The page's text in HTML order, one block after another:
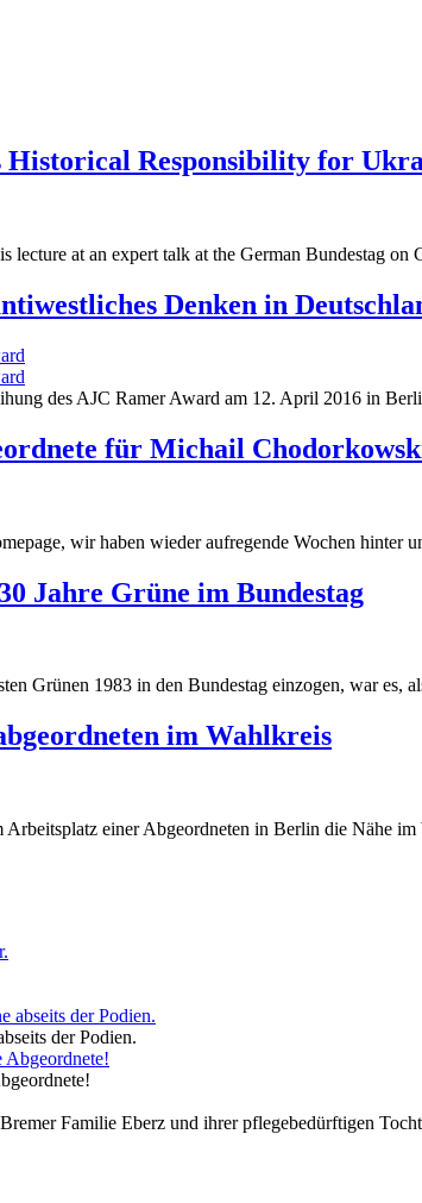
Responsibility for
lecture at an expert talk at the German Bundestag
Denken in
des AJC Ramer Award am 12. April 2016 in
für Michail
wir haben wieder aufregende Wochen hinter
Jahre Grüne im Bundestag
Grünen 1983 in den Bundestag einzogen, war es,
im Wahlkreis
einer Abgeordneten in Berlin die Nähe
der Podien.
Familie Eberz und ihrer pflegebedürftigen